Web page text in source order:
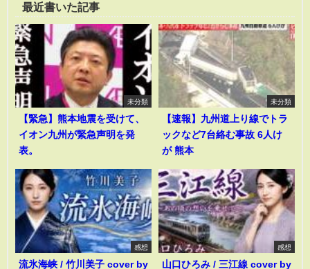
最近書いた記事
未分類
【緊急】熊本地震を受けて、
イオン九州が緊急声明を発
表。
未分類
【速報】九州道上り線でトラ
ックなど7台絡む事故 6人け
が 熊本
感想
流氷海峡 / 竹川美子 cover by
感想
山口ひろみ / 三江線 cover by